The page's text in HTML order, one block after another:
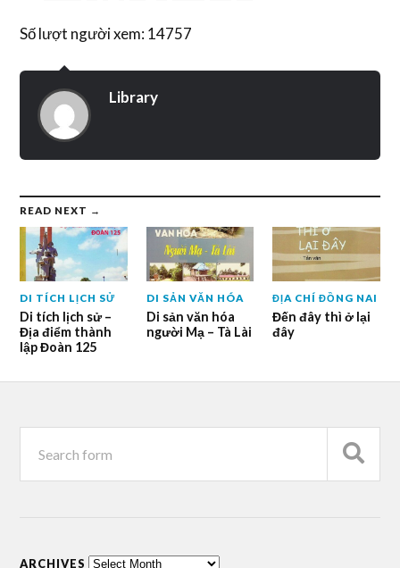
Số lượt người xem: 14757
Library
READ NEXT →
DI TÍCH LỊCH SỬ
Di tích lịch sử –
Địa điểm thành
lập Đoàn 125
DI SẢN VĂN HÓA
Di sản văn hóa
người Mạ – Tà Lài
ĐỊA CHÍ ĐỒNG NAI
Đến đây thì ở lại
đây
ARCHIVES